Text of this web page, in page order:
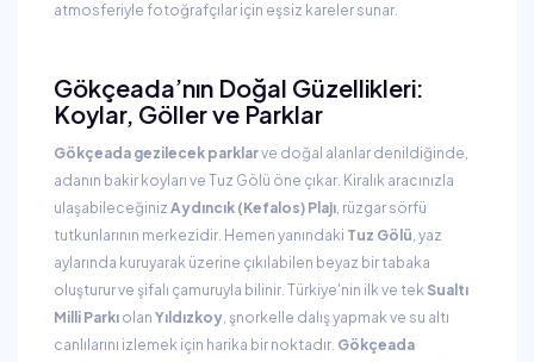
atmosferiyle fotoğrafçılar için eşsiz kareler sunar.
Gökçeada’nın Doğal Güzellikleri:
Koylar, Göller ve Parklar
Gökçeada gezilecek parklarve doğal alanlar denildiğinde,
adanın bakir koyları ve Tuz Gölü öne çıkar. Kiralık aracınızla
ulaşabileceğiniz Aydıncık (Kefalos) Plajı, rüzgar sörfü
tutkunlarının merkezidir. Hemen yanındaki Tuz Gölü, yaz
aylarında kuruyarak üzerine çıkılabilen beyaz bir tabaka
oluşturur ve şifalı çamuruyla bilinir. Türkiye'nin ilk ve tek Sualtı
Milli Parkı olan Yıldızkoy, şnorkelle dalış yapmak ve su altı
canlılarını izlemek için harika bir noktadır. Gökçeada